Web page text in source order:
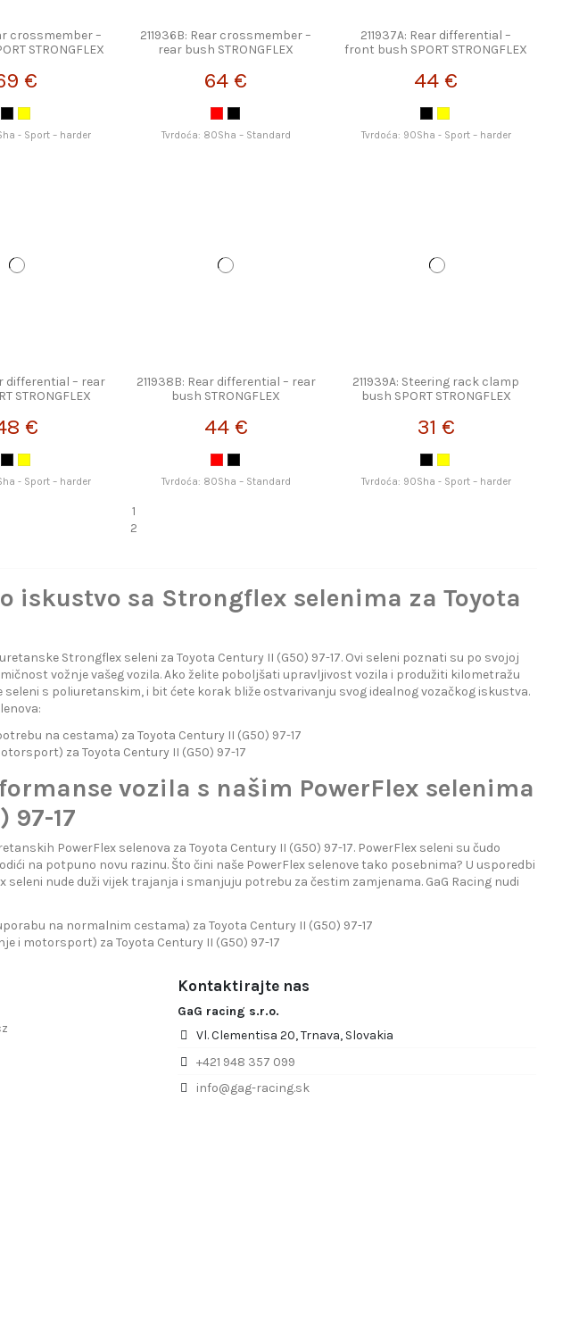
crossmember –
STRONGFLEX
€
- Sport – harder
211936B: Rear crossmember –
rear bush STRONGFLEX
64 €
Tvrdoća: 80Sha – Standard
211937A: Rear differential –
front bush SPORT STRONGFLEX
44 €
Tvrdoća: 90Sha - Sport – harder
differential – rear
STRONGFLEX
€
- Sport – harder
211938B: Rear differential – rear
bush STRONGFLEX
44 €
Tvrdoća: 80Sha – Standard
211939A: Steering rack clamp
bush SPORT STRONGFLEX
31 €
Tvrdoća: 90Sha - Sport – harder
1
2
iskustvo sa Strongflex selenima za Toyota
Strongflex seleni za Toyota Century II (G50) 97-17. Ovi seleni poznati su po svojoj
vožnje vašeg vozila. Ako želite poboljšati upravljivost vozila i produžiti kilometražu
s poliuretanskim, i bit ćete korak bliže ostvarivanju svog idealnog vozačkog iskustva.
na cestama) za Toyota Century II (G50) 97-17
za Toyota Century II (G50) 97-17
vozila s našim PowerFlex selenima
97-17
PowerFlex selenova za Toyota Century II (G50) 97-17. PowerFlex seleni su čudo
na potpuno novu razinu. Što čini naše PowerFlex selenove tako posebnima? U usporedbi
nude duži vijek trajanja i smanjuju potrebu za čestim zamjenama. GaG Racing nudi
na normalnim cestama) za Toyota Century II (G50) 97-17
i motorsport) za Toyota Century II (G50) 97-17
Kontaktirajte nas
GaG racing s.r.o.
Vl. Clementisa 20, Trnava, Slovakia
+421 948 357 099
info@gag-racing.sk